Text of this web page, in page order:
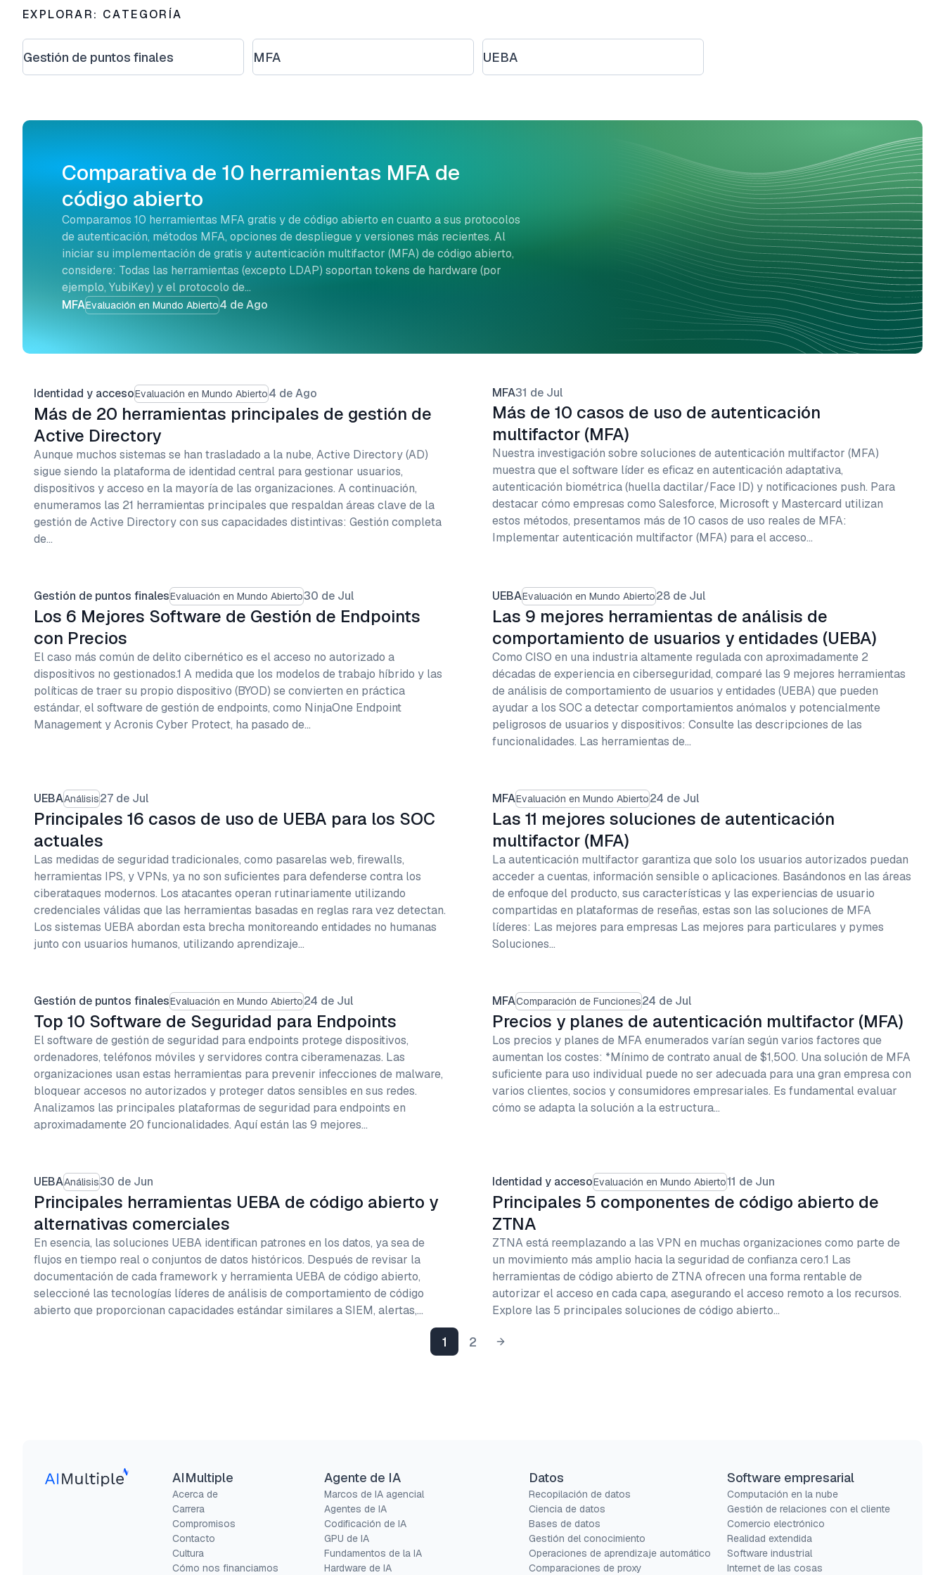
EXPLORAR: CATEGORÍA
Gestión de puntos finales MFA UEBA
Comparativa de 10 herramientas MFA de
código abierto
MFAEvaluación en Mundo Abierto4 de Ago
Comparamos 10 herramientas MFA gratis y de código abierto en cuanto a sus protocolos
de autenticación, métodos MFA, opciones de despliegue y versiones más recientes. Al
iniciar su implementación de gratis y autenticación multifactor (MFA) de código abierto,
considere: Todas las herramientas (excepto LDAP) soportan tokens de hardware (por
ejemplo, YubiKey) y el protocolo de…
Identidad y accesoEvaluación en Mundo Abierto4 de Ago
Más de 20 herramientas principales de gestión de
Active Directory
Aunque muchos sistemas se han trasladado a la nube, Active Directory (AD)
sigue siendo la plataforma de identidad central para gestionar usuarios,
dispositivos y acceso en la mayoría de las organizaciones. A continuación,
enumeramos las 21 herramientas principales que respaldan áreas clave de la
gestión de Active Directory con sus capacidades distintivas: Gestión completa
de…
MFA31 de Jul
Más de 10 casos de uso de autenticación
multifactor (MFA)
Nuestra investigación sobre soluciones de autenticación multifactor (MFA)
muestra que el software líder es eficaz en autenticación adaptativa,
autenticación biométrica (huella dactilar/Face ID) y notificaciones push. Para
destacar cómo empresas como Salesforce, Microsoft y Mastercard utilizan
estos métodos, presentamos más de 10 casos de uso reales de MFA:
Implementar autenticación multifactor (MFA) para el acceso…
Gestión de puntos finalesEvaluación en Mundo Abierto30 de Jul
Los 6 Mejores Software de Gestión de Endpoints
con Precios
El caso más común de delito cibernético es el acceso no autorizado a
dispositivos no gestionados.1 A medida que los modelos de trabajo híbrido y las
políticas de traer su propio dispositivo (BYOD) se convierten en práctica
estándar, el software de gestión de endpoints, como NinjaOne Endpoint
Management y Acronis Cyber Protect, ha pasado de…
UEBAEvaluación en Mundo Abierto28 de Jul
Las 9 mejores herramientas de análisis de
comportamiento de usuarios y entidades (UEBA)
Como CISO en una industria altamente regulada con aproximadamente 2
décadas de experiencia en ciberseguridad, comparé las 9 mejores herramientas
de análisis de comportamiento de usuarios y entidades (UEBA) que pueden
ayudar a los SOC a detectar comportamientos anómalos y potencialmente
peligrosos de usuarios y dispositivos: Consulte las descripciones de las
funcionalidades. Las herramientas de…
UEBAAnálisis27 de Jul
Principales 16 casos de uso de UEBA para los SOC
actuales
Las medidas de seguridad tradicionales, como pasarelas web, firewalls,
herramientas IPS, y VPNs, ya no son suficientes para defenderse contra los
ciberataques modernos. Los atacantes operan rutinariamente utilizando
credenciales válidas que las herramientas basadas en reglas rara vez detectan.
Los sistemas UEBA abordan esta brecha monitoreando entidades no humanas
junto con usuarios humanos, utilizando aprendizaje…
MFAEvaluación en Mundo Abierto24 de Jul
Las 11 mejores soluciones de autenticación
multifactor (MFA)
La autenticación multifactor garantiza que solo los usuarios autorizados puedan
acceder a cuentas, información sensible o aplicaciones. Basándonos en las áreas
de enfoque del producto, sus características y las experiencias de usuario
compartidas en plataformas de reseñas, estas son las soluciones de MFA
líderes: Las mejores para empresas Las mejores para particulares y pymes
Soluciones…
Gestión de puntos finalesEvaluación en Mundo Abierto24 de Jul
Top 10 Software de Seguridad para Endpoints
El software de gestión de seguridad para endpoints protege dispositivos,
ordenadores, teléfonos móviles y servidores contra ciberamenazas. Las
organizaciones usan estas herramientas para prevenir infecciones de malware,
bloquear accesos no autorizados y proteger datos sensibles en sus redes.
Analizamos las principales plataformas de seguridad para endpoints en
aproximadamente 20 funcionalidades. Aquí están las 9 mejores…
MFAComparación de Funciones24 de Jul
Precios y planes de autenticación multifactor (MFA)
Los precios y planes de MFA enumerados varían según varios factores que
aumentan los costes: *Mínimo de contrato anual de $1,500. Una solución de MFA
suficiente para uso individual puede no ser adecuada para una gran empresa con
varios clientes, socios y consumidores empresariales. Es fundamental evaluar
cómo se adapta la solución a la estructura…
UEBAAnálisis30 de Jun
Principales herramientas UEBA de código abierto y
alternativas comerciales
En esencia, las soluciones UEBA identifican patrones en los datos, ya sea de
flujos en tiempo real o conjuntos de datos históricos. Después de revisar la
documentación de cada framework y herramienta UEBA de código abierto,
seleccioné las tecnologías líderes de análisis de comportamiento de código
abierto que proporcionan capacidades estándar similares a SIEM, alertas,…
Identidad y accesoEvaluación en Mundo Abierto11 de Jun
Principales 5 componentes de código abierto de
ZTNA
ZTNA está reemplazando a las VPN en muchas organizaciones como parte de
un movimiento más amplio hacia la seguridad de confianza cero.1 Las
herramientas de código abierto de ZTNA ofrecen una forma rentable de
autorizar el acceso en cada capa, asegurando el acceso remoto a los recursos.
Explore las 5 principales soluciones de código abierto…
1 2
AIMultiple
Acerca de
Carrera
Compromisos
Contacto
Cultura
Cómo nos financiamos
Agente de IA
Marcos de IA agencial
Agentes de IA
Codificación de IA
GPU de IA
Fundamentos de la IA
Hardware de IA
Datos
Recopilación de datos
Ciencia de datos
Bases de datos
Gestión del conocimiento
Operaciones de aprendizaje automático
Comparaciones de proxy
Software empresarial
Computación en la nube
Gestión de relaciones con el cliente
Comercio electrónico
Realidad extendida
Software industrial
Internet de las cosas